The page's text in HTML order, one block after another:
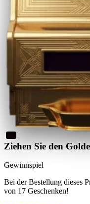
Ziehen Sie den
Gewinnspiel
Bei der Bestellung dieses
von 17 Geschenken!